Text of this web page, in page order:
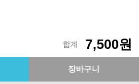
7,500원
합계